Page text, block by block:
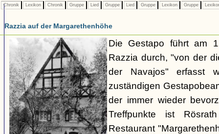
Chronik Lexikon Chronik Gruppe Lied Gruppe Lied Gruppe Lexikon Gruppe
Razzia auf der Margarethenhöhe
Die Gestapo führt am
Razzia durch, "von der
der Navajos" erfasst
zuständigen
der immer wieder
Treffpunkte ist
Restaurant